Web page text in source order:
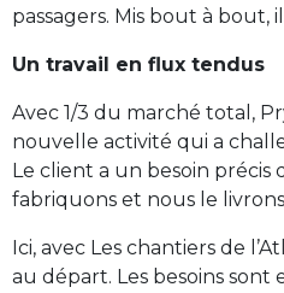
passagers. Mis bout à
Un travail en flux tendus
Avec 1/3 du marché total,
nouvelle activité qui a
Le client a un besoin précis
fabriquons et nous le
Ici, avec Les chantiers de
au départ. Les besoins sont